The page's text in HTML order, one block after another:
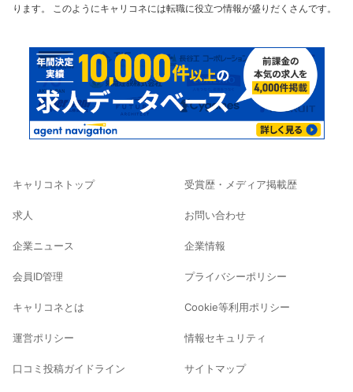
ります。 このようにキャリコネには転職に役立つ情報が盛りだくさんです。
キャリコネトップ
求人
企業ニュース
会員ID管理
キャリコネとは
運営ポリシー
口コミ投稿ガイドライン
受賞歴・メディア掲載歴
お問い合わせ
企業情報
プライバシーポリシー
Cookie等利用ポリシー
情報セキュリティ
サイトマップ